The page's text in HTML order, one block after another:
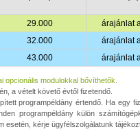
29.000 árajánlat
32.000 árajánlat
43.000 árajánlat
opcionális modulokkal bővíthetők.
a vételt követő évtől fizetendő.
programpéldány értendő. Ha egy
programpéldány külön
esetén, kérje ügyfélszolgálatunk